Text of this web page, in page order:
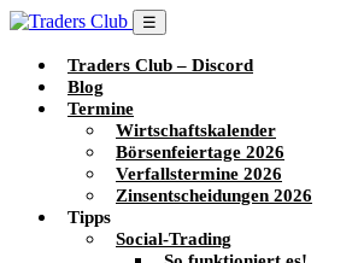
☰
Traders Club – Discord
Blog
Termine
Wirtschaftskalender
Börsenfeiertage 2026
Verfallstermine 2026
Zinsentscheidungen 2026
Tipps
Social-Trading